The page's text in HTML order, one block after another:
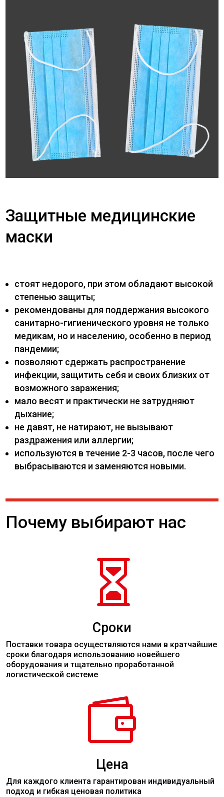
Защитные медицинские
маски
стоят недорого, при этом обладают высокой
степенью защиты;
рекомендованы для поддержания высокого
санитарно-гигиенического уровня не только
медикам, но и населению, особенно в период
пандемии;
позволяют сдержать распространение
инфекции, защитить себя и своих близких от
возможного заражения;
мало весят и практически не затрудняют
дыхание;
не давят, не натирают, не вызывают
раздражения или аллергии;
используются в течение 2-3 часов, после чего
выбрасываются и заменяются новыми.
Почему выбирают нас

Сроки
Поставки товара осуществляются нами в кратчайшие
сроки благодаря использованию новейшего
оборудования и тщательно проработанной
логистической системе

Цена
Для каждого клиента гарантирован индивидуальный
подход и гибкая ценовая политика